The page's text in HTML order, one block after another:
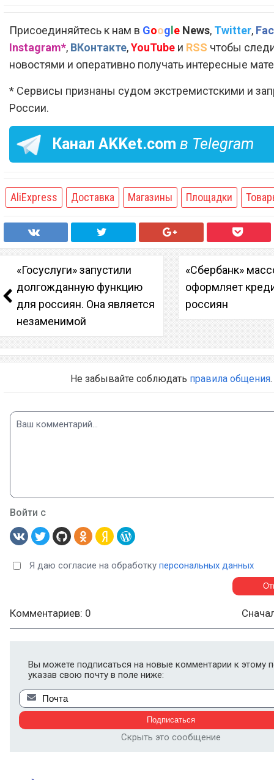
Присоединяйтесь к нам в Google News, Twitter,
Instagram*, ВКонтакте,YouTube и RSS чтобы
новостями и оперативно получать интересные
* Сервисы признаны судом экстремистскими и
России.
Канал AKKet.com в Telegram
AliExpress Доставка Магазины Площадки
«Госуслуги» запустили
долгожданную функцию
для россиян. Она является
незаменимой
«Сбербанк»
оформляет
россиян
Не забывайте соблюдать правила общения.
Войти с
Я даю согласие на обработку персональных данных
Комментариев: 0
Вы можете подписаться на новые комментарии к этому
указав свою почту в поле ниже:
Скрыть это сообщение